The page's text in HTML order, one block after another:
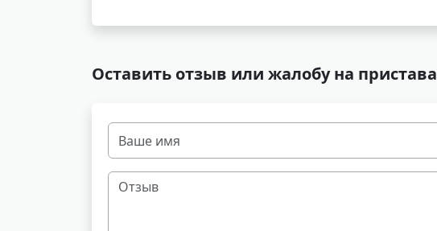
Оставить отзыв или жалобу на пристава